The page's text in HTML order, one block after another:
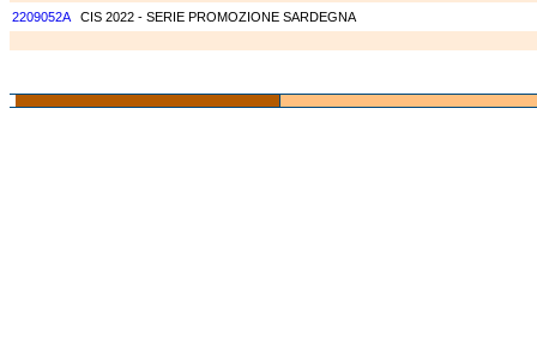
2209052A
CIS 2022 - SERIE PROMOZIONE SARDEGNA